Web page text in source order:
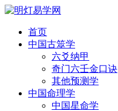
首页
中国古筮学
六爻纳甲
奇门六壬金口诀
其他预测学
中国命理学
中国星命学